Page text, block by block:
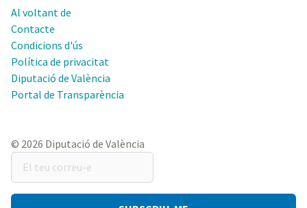
Al voltant de
Contacte
Condicions d'ús
Política de privacitat
Diputació de València
Portal de Transparència
© 2026 Diputació de València
El
teu
correu-